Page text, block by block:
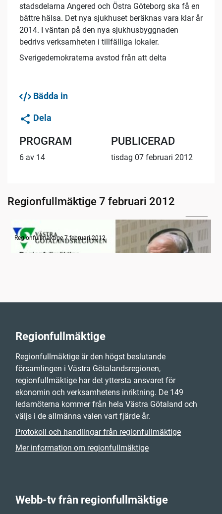
stadsdelarna Angered och Östra Göteborg ska få en
bättre hälsa. Det nya sjukhuset beräknas vara klar år
2014. I väntan på den nya sjukhusbyggnaden
bedrivs verksamheten i tillfälliga lokaler.
Sverigedemokraterna avstod från att delta
Bädda in
Dela
PROGRAM
6 av 14
PUBLICERAD
tisdag 07 februari 2012
Regionfullmäktige 7 februari 2012
Radion informerar
Regionfullmäktige 7 februari 2012
Regionfullmäktige
Regionfullmäktige är den högst beslutande
församlingen i Västra Götalandsregionen,
regionfullmäktige har det yttersta ansvaret för
ekonomin och verksamhetens inriktning. De 149
ledamöterna kommer från hela Västra Götaland och
väljs i de allmänna valen vart fjärde år.
Protokoll och handlingar från regionfullmäktige
Mer information om regionfullmäktige
Webb-tv från regionfullmäktige